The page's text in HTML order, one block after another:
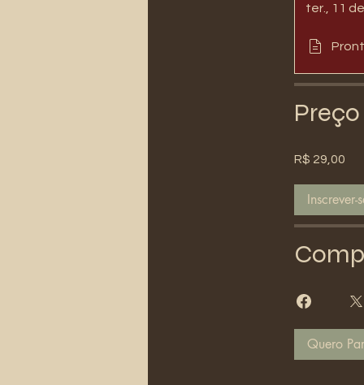
ter., 11
Preço
R$ 29,00
Quero